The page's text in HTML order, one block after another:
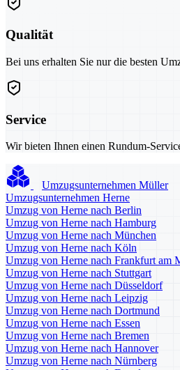
Qualität
Bei uns erhalten Sie nur die besten
Service
Wir bieten Ihnen einen Rundum-
Umzugsunternehmen Müller
Umzugsunternehmen Herne
Umzug von Herne nach Berlin
Umzug von Herne nach Hamburg
Umzug von Herne nach München
Umzug von Herne nach Köln
Umzug von Herne nach Frankfurt am
Umzug von Herne nach Stuttgart
Umzug von Herne nach Düsseldorf
Umzug von Herne nach Leipzig
Umzug von Herne nach Dortmund
Umzug von Herne nach Essen
Umzug von Herne nach Bremen
Umzug von Herne nach Hannover
Umzug von Herne nach Nürnberg